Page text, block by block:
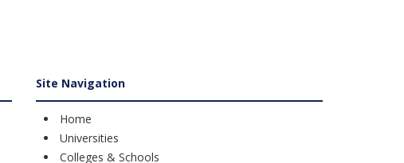
Site Navigation
Home
Universities
Colleges & Schools